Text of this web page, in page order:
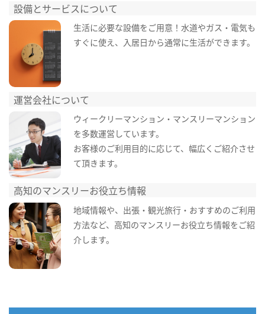
設備とサービスについて
生活に必要な設備をご用意！水道やガス・電気も
すぐに使え、入居日から通常に生活ができます。
運営会社について
ウィークリーマンション・マンスリーマンション
を多数運営しています。
お客様のご利用目的に応じて、幅広くご紹介させ
て頂きます。
高知のマンスリーお役立ち情報
地域情報や、出張・観光旅行・おすすめのご利用
方法など、高知のマンスリーお役立ち情報をご紹
介します。